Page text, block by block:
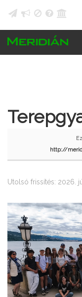
http://
Utolsó frissítés: 2026.